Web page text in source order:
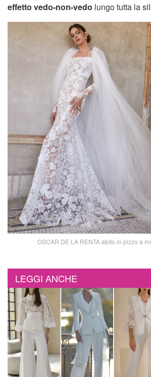
effetto vedo-non-vedo lungo tutta la
OSCAR DE LA RENTA abito in pizzo a
LEGGI ANCHE